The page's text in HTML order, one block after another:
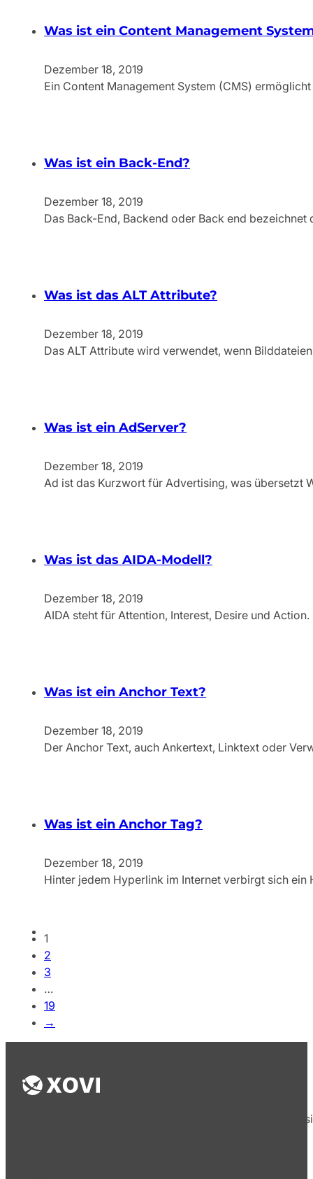
Was ist ein Content Management
Dezember 18, 2019
Ein Content Management System (CMS)
Was ist ein Back-End?
Dezember 18, 2019
Das Back-End, Backend oder Back end
Was ist das ALT Attribute?
Dezember 18, 2019
Das ALT Attribute wird verwendet, wenn
Was ist ein AdServer?
Dezember 18, 2019
Ad ist das Kurzwort für Advertising, was übersetzt
Was ist das AIDA-Modell?
Dezember 18, 2019
AIDA steht für Attention, Interest, Desire und
Was ist ein Anchor Text?
Dezember 18, 2019
Der Anchor Text, auch Ankertext, Linktext oder
Was ist ein Anchor Tag?
Dezember 18, 2019
Hinter jedem Hyperlink im Internet verbirgt sich
1
2
3
…
19
→
Die XOVI GmbH bietet seit 2009 von ihrem